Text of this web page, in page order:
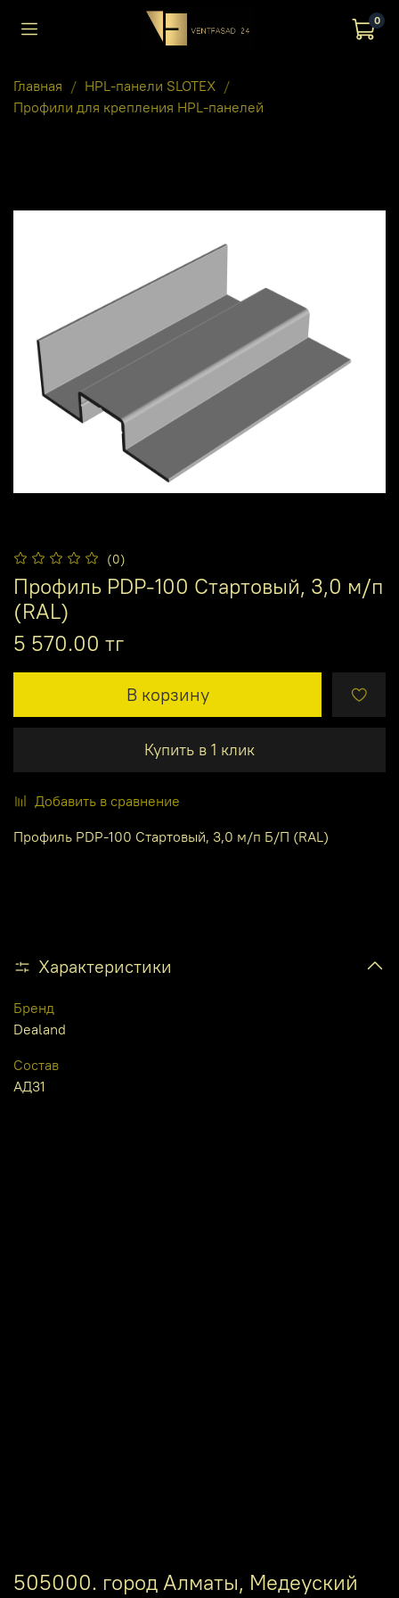
0
Главная
HPL-панели SLOTEX
Профили для крепления HPL-панелей
(0)
Профиль PDP-100 Стартовый, 3,0 м/п
(RAL)
5 570.00 тг
В корзину
Купить в 1 клик
Добавить в сравнение
Профиль PDP-100 Стартовый, 3,0 м/п Б/П (RAL)
Характеристики
Бренд
Dealand
Состав
АД31
505000. город Алматы, Медеуский